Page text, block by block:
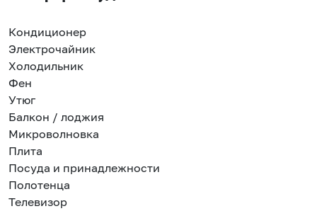
Кондиционер
Электрочайник
Холодильник
Фен
Утюг
Балкон / лоджия
Микроволновка
Плита
Посуда и принадлежности
Полотенца
Телевизор